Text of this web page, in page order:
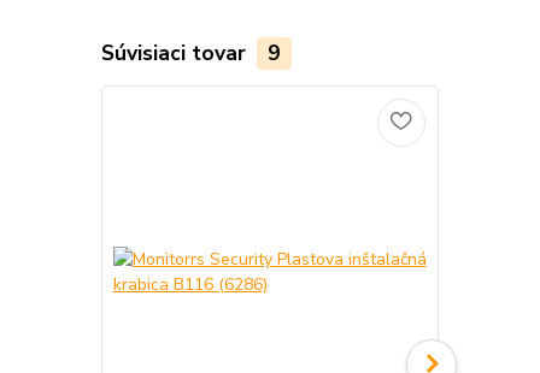
Súvisiaci tovar 9